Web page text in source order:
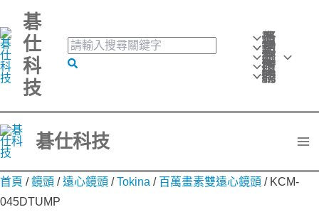
至
主
要
容
碁
仕
科
技
搜
尋
關
搜
最新消息
活動訊息
產品分類
技術應用
聯絡我們
碁仕科技
首頁 /鏡頭 /遠心鏡頭 /Tokina / 百萬畫素雙遠心鏡頭 / KCM-
045DTUMP